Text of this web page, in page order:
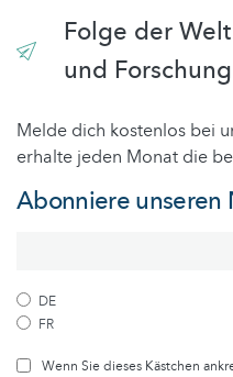
Folge der
und
Melde dich kostenlos bei
erhalte jeden Monat die
Abonniere unseren
DE
FR
Wenn Sie dieses Kästchen